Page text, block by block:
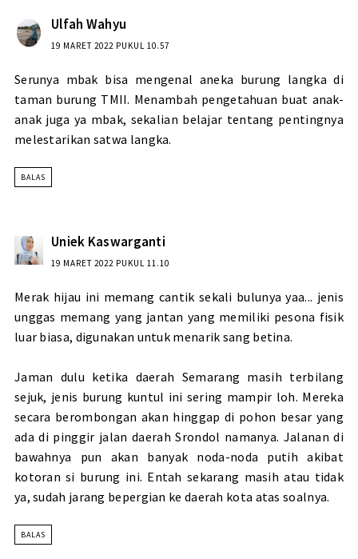
Ulfah Wahyu
19 MARET 2022 PUKUL 10.57
Serunya mbak bisa mengenal aneka burung langka di
taman burung TMII. Menambah pengetahuan buat anak-
anak juga ya mbak, sekalian belajar tentang pentingnya
melestarikan satwa langka.
BALAS
Uniek Kaswarganti
19 MARET 2022 PUKUL 11.10
Merak hijau ini memang cantik sekali bulunya yaa... jenis
unggas memang yang jantan yang memiliki pesona fisik
luar biasa, digunakan untuk menarik sang betina.
Jaman dulu ketika daerah Semarang masih terbilang
sejuk, jenis burung kuntul ini sering mampir loh. Mereka
secara berombongan akan hinggap di pohon besar yang
ada di pinggir jalan daerah Srondol namanya. Jalanan di
bawahnya pun akan banyak noda-noda putih akibat
kotoran si burung ini. Entah sekarang masih atau tidak
ya, sudah jarang bepergian ke daerah kota atas soalnya.
BALAS